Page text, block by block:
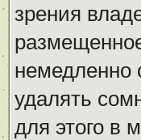
зрения
немедленно
удалять
для этого в